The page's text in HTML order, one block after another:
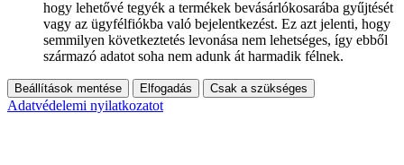
hogy lehetővé tegyék a termékek bevásárlókosarába gyűjtését
vagy az ügyfélfiókba való bejelentkezést. Ez azt jelenti, hogy
semmilyen következtetés levonása nem lehetséges, így ebből
származó adatot soha nem adunk át harmadik félnek.
Beállítások mentése Elfogadás Csak a szükséges
Adatvédelemi nyilatkozatot